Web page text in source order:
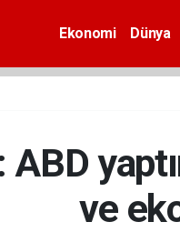
Ekonomi Dünya
ABD
ve